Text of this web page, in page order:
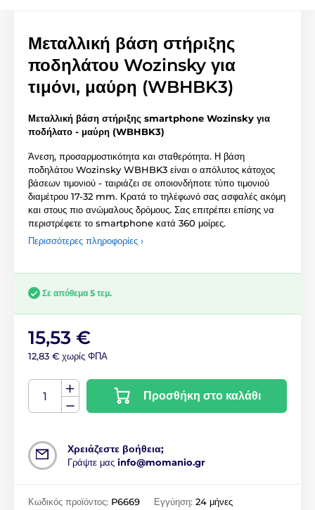
Μεταλλική βάση στήριξης
ποδηλάτου Wozinsky για
τιμόνι, μαύρη (WBHBK3)
Μεταλλική βάση στήριξης smartphone Wozinsky για
ποδήλατο - μαύρη (WBHBK3)
Άνεση, προσαρμοστικότητα και σταθερότητα. Η βάση
ποδηλάτου Wozinsky WBHBK3 είναι ο απόλυτος κάτοχος
βάσεων τιμονιού - ταιριάζει σε οποιονδήποτε τύπο τιμονιού
διαμέτρου 17-32 mm. Κρατά το τηλέφωνό σας ασφαλές ακόμη
και στους πιο ανώμαλους δρόμους. Σας επιτρέπει επίσης να
περιστρέφετε το smartphone κατά 360 μοίρες.
Περισσότερες πληροφορίες ›
Σε απόθεμα 5 τεμ.
15,53 €
12,83 € χωρίς ΦΠΑ
Προσθήκη στο καλάθι
Χρειάζεστε βοήθεια;
Γράψτε μας info@momanio.gr
Κωδικός προϊόντος: P6669 Εγγύηση: 24 μήνες